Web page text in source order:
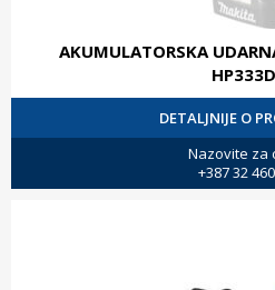
AKUMULATORSKA
DETALJNIJE O
Nazovite za
+387 32